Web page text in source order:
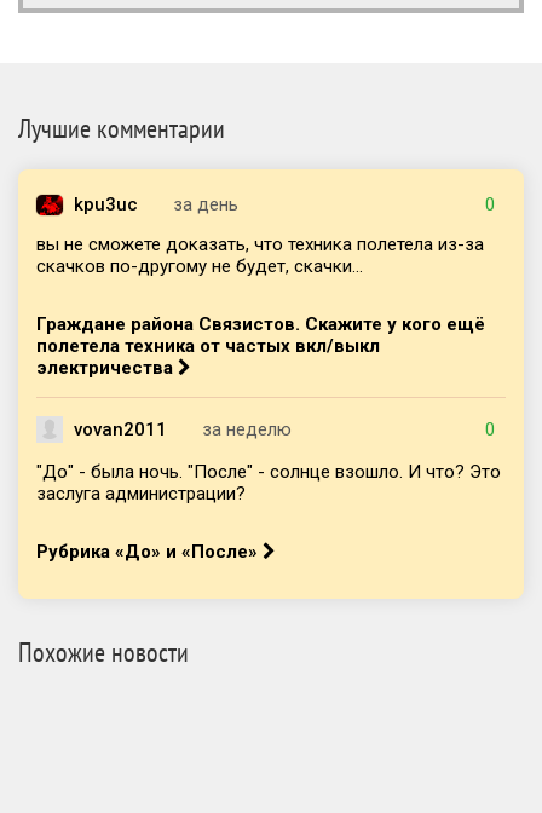
Лучшие комментарии
kpu3uc за день
0
вы не сможете доказать, что техника полетела из-за
скачков по-другому не будет, скачки...
Граждане района Связистов. Скажите у кого ещё
полетела техника от частых вкл/выкл
электричества
vovan2011 за неделю
0
"До" - была ночь. "После" - солнце взошло. И что? Это
заслуга администрации?
Рубрика «До» и «После»
Похожие новости